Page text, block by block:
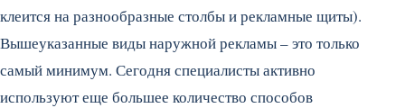
клеится на разнообразные столбы и рекламные щиты).
Вышеуказанные виды наружной рекламы – это только
самый минимум. Сегодня специалисты активно
используют еще большее количество способов